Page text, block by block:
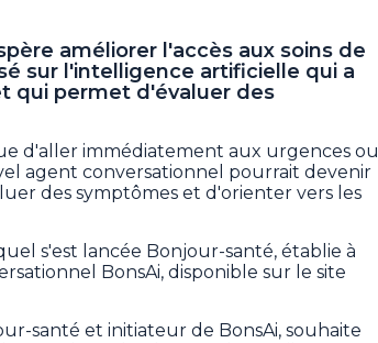
améliorer l'accès aux soins de
sur l'intelligence artificielle qui a
qui permet d'évaluer des
d'aller immédiatement aux urgences ou
agent conversationnel pourrait devenir
des symptômes et d'orienter vers les
s'est lancée Bonjour-santé, établie à
BonsAi, disponible sur le site
santé et initiateur de BonsAi, souhaite